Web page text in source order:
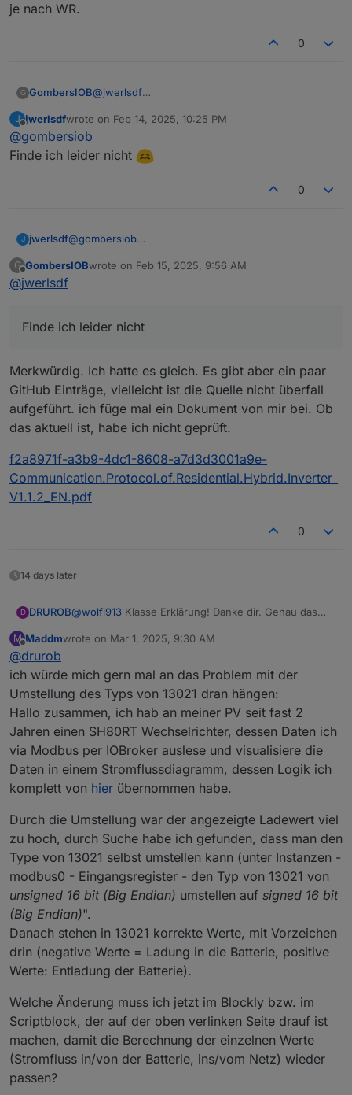
je nach WR.
0
G GombersIOB@jwerlsdf
Link. Und in der Beschreibung gibt es dann
J
Offline
jwerlsdfwrote on Feb 14, 2025, 10:25 PM
last edited by
@gombersiob
Finde ich leider nicht
0
J jwerlsdf@gombersiob
G
Offline
GombersIOBwrote on Feb 15, 2025, 9:56 AM
last edited by
@jwerlsdf
Finde ich leider nicht
Merkwürdig. Ich hatte es gleich. Es gibt aber ein paar
GitHub Einträge, vielleicht ist die Quelle nicht überfall
aufgeführt. ich füge mal ein Dokument von mir bei. Ob
das aktuell ist, habe ich nicht geprüft.
f2a8971f-a3b9-4dc1-8608-a7d3d3001a9e-
Communication.Protocol.of.Residential.Hybrid.Inverter_
V1.1.2_EN.pdf
0
14 days later
D DRUROB@wolfi913 Klasse Erklärung! Danke dir. Genau das
und mit den int / uint Werten rumgespielt. Zack war
ich werde mal eine Änderung bei github beim
Ersteller der Liste anmerken, dann tappt der nächste
nicht auch in diese "Falle".
Klasse Forumsleute hier! Riesen Dank an alle!
M
Offline
Maddmwrote on Mar 1, 2025, 9:30 AM
last edited by
@drurob
ich würde mich gern mal an das Problem mit der
Umstellung des Typs von 13021 dran hängen:
Hallo zusammen, ich hab an meiner PV seit fast 2
Jahren einen SH80RT Wechselrichter, dessen Daten ich
via Modbus per IOBroker auslese und visualisiere die
Daten in einem Stromflussdiagramm, dessen Logik ich
komplett von hier übernommen habe.
Durch die Umstellung war der angezeigte Ladewert viel
zu hoch, durch Suche habe ich gefunden, dass man den
Type von 13021 selbst umstellen kann (unter Instanzen -
modbus0 - Eingangsregister - den Typ von 13021 von
unsigned 16 bit (Big Endian) umstellen auf signed 16 bit
(Big Endian)".
Danach stehen in 13021 korrekte Werte, mit Vorzeichen
drin (negative Werte = Ladung in die Batterie, positive
Werte: Entladung der Batterie).
Welche Änderung muss ich jetzt im Blockly bzw. im
Scriptblock, der auf der oben verlinken Seite drauf ist
machen, damit die Berechnung der einzelnen Werte
(Stromfluss in/von der Batterie, ins/vom Netz) wieder
passen?